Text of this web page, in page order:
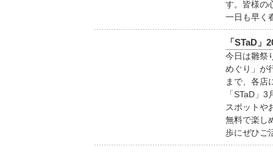
す。皆様の
一日も早く
「STaD」
今日は雛祭
めぐり」が
まで、各店
「STaD」
スポットや
無料で楽し
歩にぜひご